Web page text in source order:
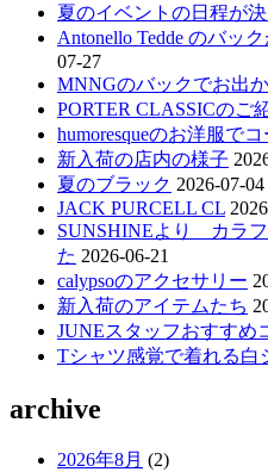
夏のイベントの日程が
Antonello Tedde のバッ
07-27
MNNGのバックでお出
PORTER CLASSICのご
humoresqueのお洋服で
新入荷の店内の様子
夏のブラック 2026-07-04
JACK PURCELL CL
SUNSHINEより カラフ
た 2026-06-21
calypsoのアクセサリー
新入荷のアイテムたち
JUNEスタッフおすす
Tシャツ感覚で着れる白
archive
2026年8月 (2)